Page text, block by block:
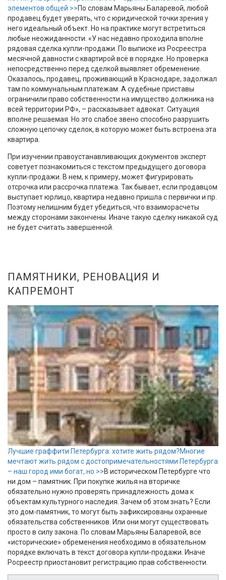
элементов общей >>По словам Марьяны Баларевой, любой
продавец будет уверять, что с юридической точки зрения у
него идеальный объект. Но на практике могут встретиться
любые неожиданности. «У нас недавно проходила вполне
рядовая сделка купли-продажи. По выписке из Росреестра
месячной давности с квартирой всё в порядке. Но проверка
непосредственно перед сделкой выявляет обременение.
Оказалось, продавец, проживающий в Краснодаре, задолжал
там по коммунальным платежам. А судебные приставы
ограничили право собственности на имущество должника на
всей территории РФ», – рассказывает адвокат. Ситуация
вполне решаемая. Но это слабое звено способно разрушить
сложную цепочку сделок, в которую может быть встроена эта
квартира.
При изучении правоустанавливающих документов эксперт
советует познакомиться с текстом предыдущего договора
купли-продажи. В нем, к примеру, может фигурировать
отсрочка или рассрочка платежа. Так бывает, если продавцом
выступает юрлицо, квартира недавно пришла с первички и пр.
Поэтому нелишним будет убедиться, что взаиморасчеты
между сторонами закончены. Иначе такую сделку никакой суд
не будет считать завершенной.
ПАМЯТНИКИ, РЕНОВАЦИЯ И
КАПРЕМОНТ
Лучшие граффити Петербурга: хотите жить рядом?Многие
мечтают жить рядом с достопримечательностями Петербурга
– наш город ими богат, но >>В историческом Петербурге что
ни дом – памятник. При покупке жилья на вторичке
обязательно нужно проверять принадлежность дома к
объектам культурного наследия. Зачем об этом знать? Если
это дом-памятник, то могут быть зафиксированы охранные
обязательства собственников. Или они могут существовать
просто в силу закона. По словам Марьяны Баларевой, все
«исторические» обременения необходимо в обязательном
порядке включать в текст договора купли-продажи. Иначе
Росреестр приостановит регистрацию прав собственности.